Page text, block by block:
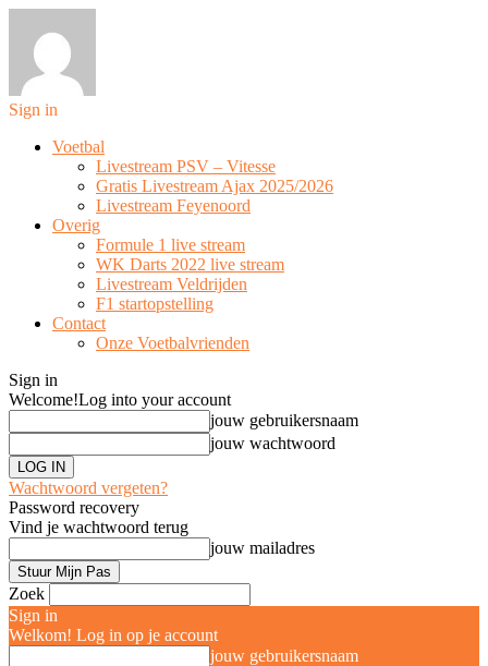
Sign in
Voetbal
Livestream PSV – Vitesse
Gratis Livestream Ajax 2025/2026
Livestream Feyenoord
Overig
Formule 1 live stream
WK Darts 2022 live stream
Livestream Veldrijden
F1 startopstelling
Contact
Onze Voetbalvrienden
Sign in
Welcome!Log into your account
jouw gebruikersnaam
jouw wachtwoord
Wachtwoord vergeten?
Password recovery
Vind je wachtwoord terug
jouw mailadres
Zoek
Sign in
Welkom! Log in op je account
jouw gebruikersnaam